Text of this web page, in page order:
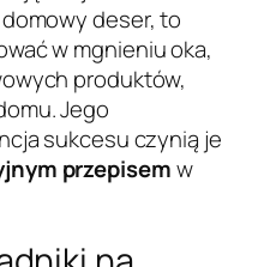
deser, to
w mgnieniu oka,
produktów,
Jego
sukcesu czynią je
przepisemw